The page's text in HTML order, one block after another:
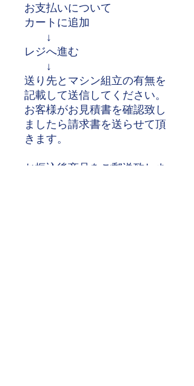
お支払いについて
カートに追加
↓
レジへ進む
↓
送り先とマシン組立の有無を
記載して送信してください。
お客様がお見積書を確認致し
ましたら請求書を送らせて頂
きます。
お振込後商品をご郵送致しま